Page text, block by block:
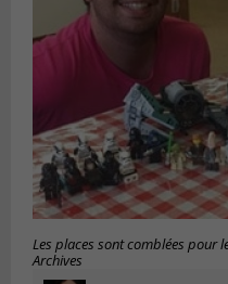
Les places sont comblées pour
Archives